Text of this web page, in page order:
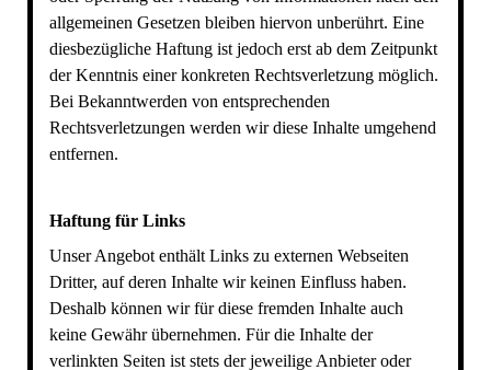
allgemeinen Gesetzen bleiben hiervon unberührt. Eine
diesbezügliche Haftung ist jedoch erst ab dem Zeitpunkt
der Kenntnis einer konkreten Rechtsverletzung möglich.
Bei Bekanntwerden von entsprechenden
Rechtsverletzungen werden wir diese Inhalte umgehend
entfernen.
Haftung für Links
Unser Angebot enthält Links zu externen Webseiten
Dritter, auf deren Inhalte wir keinen Einfluss haben.
Deshalb können wir für diese fremden Inhalte auch
keine Gewähr übernehmen. Für die Inhalte der
verlinkten Seiten ist stets der jeweilige Anbieter oder